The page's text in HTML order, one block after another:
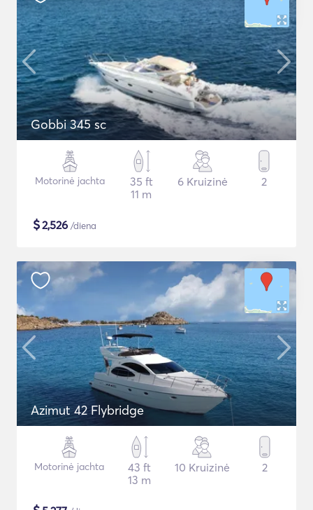
Gobbi 345 sc
Motorinė jachta
35 ft
11 m
6 Kruizinė 2
$2,526 /diena
Azimut 42 Flybridge
Motorinė jachta
43 ft
13 m
10 Kruizinė 2